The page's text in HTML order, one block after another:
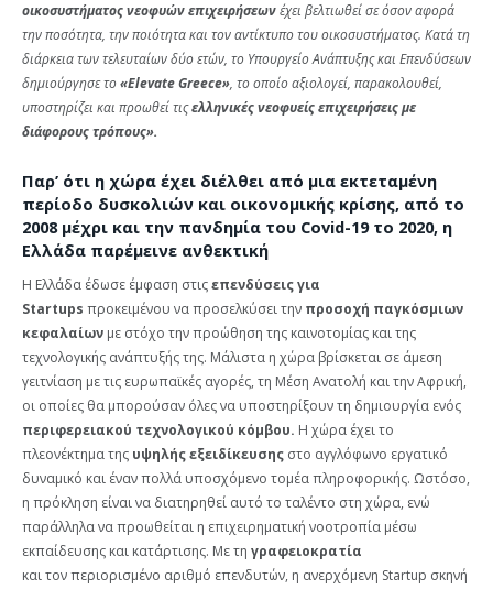
οικοσυστήματος νεοφυών επιχειρήσεωνέχει βελτιωθεί σε όσον αφορά
την ποσότητα, την ποιότητα και τον αντίκτυπο του οικοσυστήματος. Κατά τη
διάρκεια των τελευταίων δύο ετών, το Υπουργείο Ανάπτυξης και Επενδύσεων
δημιούργησε το«Elevate Greece», το οποίο αξιολογεί, παρακολουθεί,
υποστηρίζει και προωθεί τιςελληνικές νεοφυείς επιχειρήσεις με
διάφορους τρόπους».
Παρ’ ότι η χώρα έχει διέλθει από μια εκτεταμένη
περίοδο δυσκολιών και οικονομικής κρίσης, από το
2008 μέχρι και την πανδημία του Covid-19 το 2020, η
Ελλάδα παρέμεινε ανθεκτική
Η Ελλάδα έδωσε έμφαση στιςεπενδύσεις για
Startups προκειμένου να προσελκύσει την προσοχή παγκόσμιων
κεφαλαίων με στόχο την προώθηση της καινοτομίας και της
τεχνολογικής ανάπτυξής της. Μάλιστα η χώρα βρίσκεται σε άμεση
γειτνίαση με τις ευρωπαϊκές αγορές, τη Μέση Ανατολή και την Αφρική,
οι οποίες θα μπορούσαν όλες να υποστηρίξουν τη δημιουργία ενός
περιφερειακού τεχνολογικού κόμβου. Η χώρα έχει το
πλεονέκτημα της υψηλής εξειδίκευσης στο αγγλόφωνο εργατικό
δυναμικό και έναν πολλά υποσχόμενο τομέα πληροφορικής. Ωστόσο,
η πρόκληση είναι να διατηρηθεί αυτό το ταλέντο στη χώρα, ενώ
παράλληλα να προωθείται η επιχειρηματική νοοτροπία μέσω
εκπαίδευσης και κατάρτισης. Με τη γραφειοκρατία
και τον περιορισμένο αριθμό επενδυτών, η ανερχόμενη Startup σκηνή